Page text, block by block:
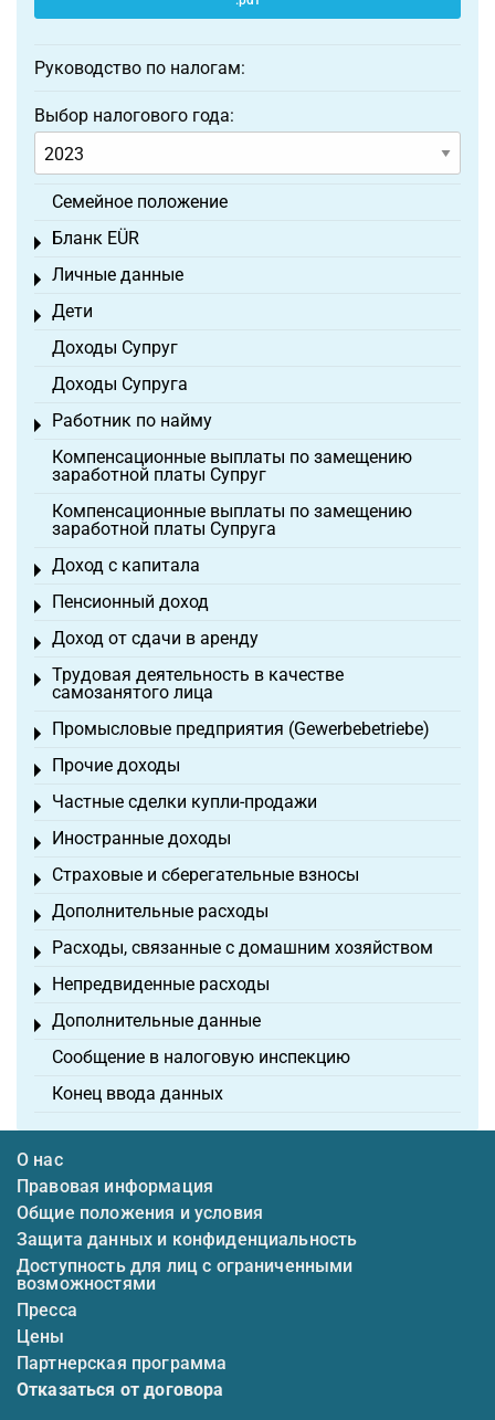
Руководство по налогам:
Выбор налогового года:
Семейное положение
Бланк EÜR
Toggle menu
Личные данные
Toggle menu
Дети
Toggle menu
Доходы Супруг
Доходы Супруга
Работник по найму
Toggle menu
Компенсационные выплаты по замещению
заработной платы Супруг
Компенсационные выплаты по замещению
заработной платы Супруга
Доход с капитала
Toggle menu
Пенсионный доход
Toggle menu
Доход от сдачи в аренду
Toggle menu
Трудовая деятельность в качестве
самозанятого лица
Toggle menu
Промысловые предприятия (Gewerbebetriebe)
Toggle menu
Прочие доходы
Toggle menu
Частные сделки купли-продажи
Toggle menu
Иностранные доходы
Toggle menu
Страховые и сберегательные взносы
Toggle menu
Дополнительные расходы
Toggle menu
Расходы, связанные с домашним хозяйством
Toggle menu
Непредвиденные расходы
Toggle menu
Дополнительные данные
Toggle menu
Сообщение в налоговую инспекцию
Конец ввода данных
О нас
Правовая информация
Общие положения и условия
Защита данных и конфиденциальность
Доступность для лиц с ограниченными
возможностями
Пресса
Цены
Партнерская программа
Отказаться от договора